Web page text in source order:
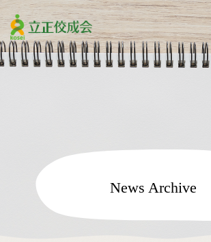
News Archive